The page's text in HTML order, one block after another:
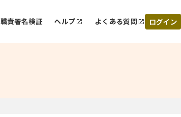
職責署名検証 ヘルプ よくある質問 ログイン